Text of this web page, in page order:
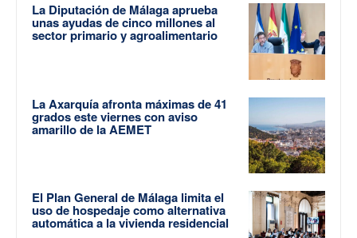
La Diputación de Málaga aprueba
unas ayudas de cinco millones al
sector primario y agroalimentario
La Axarquía afronta máximas de 41
grados este viernes con aviso
amarillo de la AEMET
El Plan General de Málaga limita el
uso de hospedaje como alternativa
automática a la vivienda residencial